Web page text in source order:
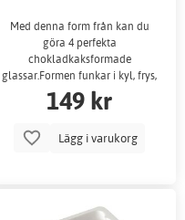
Med denna form från kan du
göra 4 perfekta
chokladkaksformade
glassar.Formen funkar i kyl, frys,
…
149 kr
Lägg i varukorg